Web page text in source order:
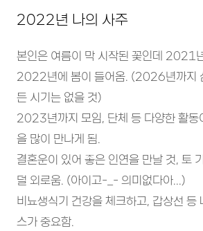
2022년 나의 사주
본인은 여름이 막 시작된 꽃인데 2021
2022년에 봄이 들어옴. (2026년까지
든 시기는 없을 것)
2023년까지 모임, 단체 등 다양한 활동
을 많이 만나게 됨.
결혼운이 있어 좋은 인연을 만날 것, 토
덜 외로움. (아이고-_- 의미없다아...)
비뇨생식기 건강을 체크하고, 갑상선 등
스가 중요함.